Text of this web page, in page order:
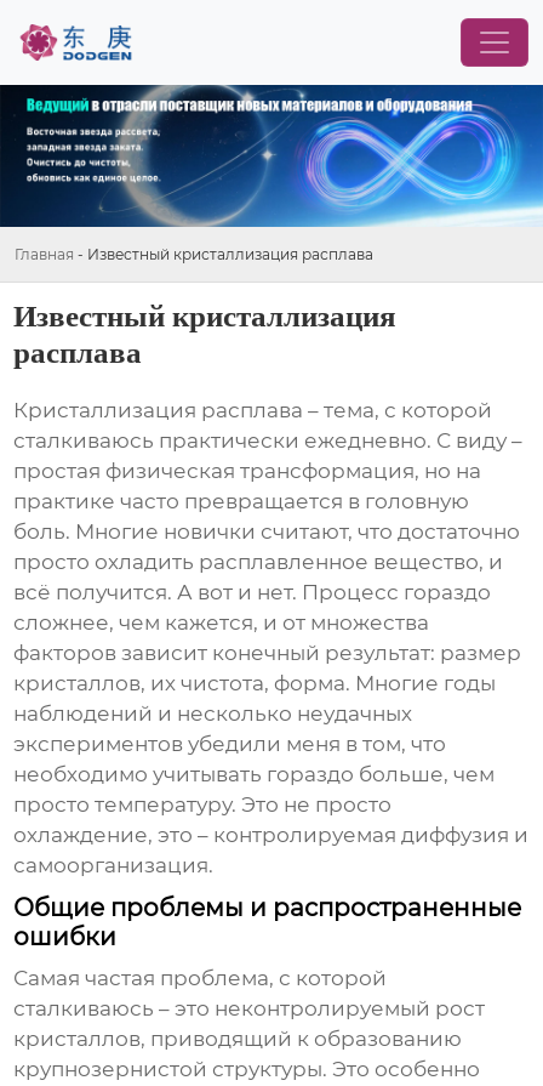
Главная - Известный кристаллизация расплава
Известный кристаллизация
расплава
Кристаллизация расплава – тема, с которой
сталкиваюсь практически ежедневно. С виду –
простая физическая трансформация, но на
практике часто превращается в головную
боль. Многие новички считают, что достаточно
просто охладить расплавленное вещество, и
всё получится. А вот и нет. Процесс гораздо
сложнее, чем кажется, и от множества
факторов зависит конечный результат: размер
кристаллов, их чистота, форма. Многие годы
наблюдений и несколько неудачных
экспериментов убедили меня в том, что
необходимо учитывать гораздо больше, чем
просто температуру. Это не просто
охлаждение, это – контролируемая диффузия и
самоорганизация.
Общие проблемы и распространенные
ошибки
Самая частая проблема, с которой
сталкиваюсь – это неконтролируемый рост
кристаллов, приводящий к образованию
крупнозернистой структуры. Это особенно